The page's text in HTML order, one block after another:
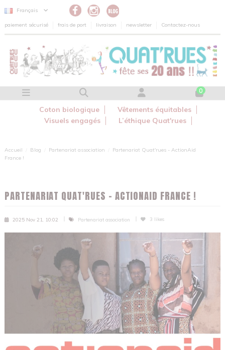
Panneau de gestion des cookies
Français
paiement sécurisé frais de port livraison newsletter Contactez-nous
0
Coton biologique
Vêtements équitables
Visuels engagés
L’éthique Quat'rues
Accueil Blog Partenariat association
Partenariat Quat'rues - ActionAid
France !
PARTENARIAT QUAT'RUES - ACTIONAID FRANCE !
2025 Nov 21, 10:02 Partenariat association 3 likes